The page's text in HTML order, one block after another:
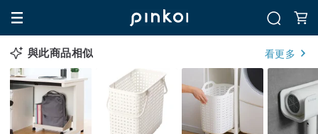
與此商品相似 看更多